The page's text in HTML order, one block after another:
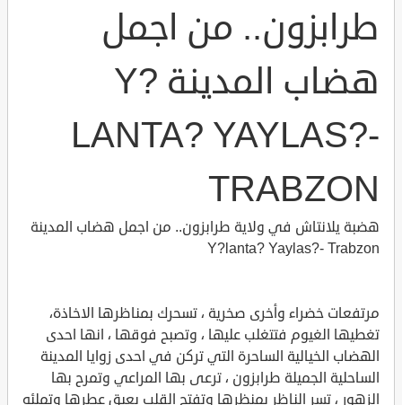
طرابزون.. من اجمل
هضاب المدينة Y?
LANTA? YAYLAS?-
TRABZON
هضبة يلانتاش في ولاية طرابزون.. من اجمل هضاب المدينة
Y?lanta? Yaylas?- Trabzon
مرتفعات خضراء وأخرى صخرية ، تسحرك بمناظرها الاخاذة،
تغطيها الغيوم فتتغلب عليها ، وتصبح فوقها ، انها احدى
الهضاب الخيالية الساحرة التي تركن في احدى زوايا المدينة
الساحلية الجميلة طرابزون ، ترعى بها المراعي وتمرح بها
الزهور ، تسر الناظر بمنظرها وتفتح القلب بعبق عطرها وتملئه